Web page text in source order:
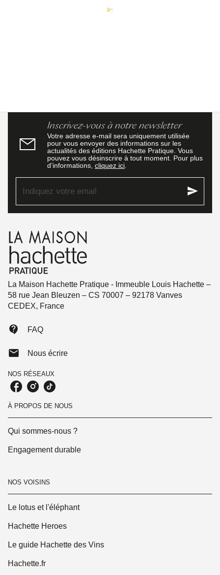
Inscrivez-vous à notre newsletter
Votre adresse e-mail sera uniquement utilisée
pour vous envoyer des informations sur les
actualités des éditions Hachette Pratique. Vous
pouvez vous désinscrire à tout moment. Pour plus
d’informations, cliquez ici
Indiquez votre email send
La Maison Hachette Pratique - Immeuble Louis Hachette –
58 rue Jean Bleuzen – CS 70007 – 92178 Vanves
CEDEX, France
contact_support FAQ
mail Nous écrire
NOS RÉSEAUX
À PROPOS DE NOUS
Qui sommes-nous ?
Engagement durable
NOS VOISINS
Le lotus et l'éléphant
Hachette Heroes
Le guide Hachette des Vins
Hachette.fr